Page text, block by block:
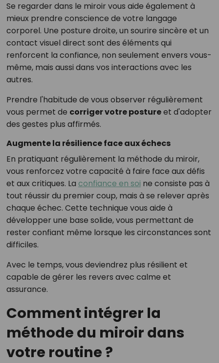
Se regarder dans le miroir vous aide également à
mieux prendre conscience de votre langage
corporel. Une posture droite, un sourire sincère et un
contact visuel direct sont des éléments qui
renforcent la confiance, non seulement envers vous-
même, mais aussi dans vos interactions avec les
autres.
Prendre l'habitude de vous observer régulièrement
vous permet de corriger votre postureet d'adopter
des gestes plus affirmés.
Augmente la résilience face aux échecs
En pratiquant régulièrement la méthode du miroir,
vous renforcez votre capacité à faire face aux défis
et aux critiques. La confiance en soi ne consiste pas à
tout réussir du premier coup, mais à se relever après
chaque échec. Cette technique vous aide à
développer une base solide, vous permettant de
rester confiant même lorsque les circonstances sont
difficiles.
Avec le temps, vous deviendrez plus résilient et
capable de gérer les revers avec calme et
assurance.
Comment intégrer la
méthode du miroir dans
votre routine ?